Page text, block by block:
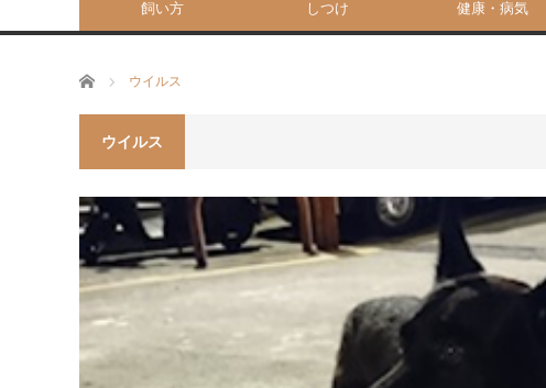
飼い方 しつけ 健康・病気
ホーム ウイルス
ウイルス